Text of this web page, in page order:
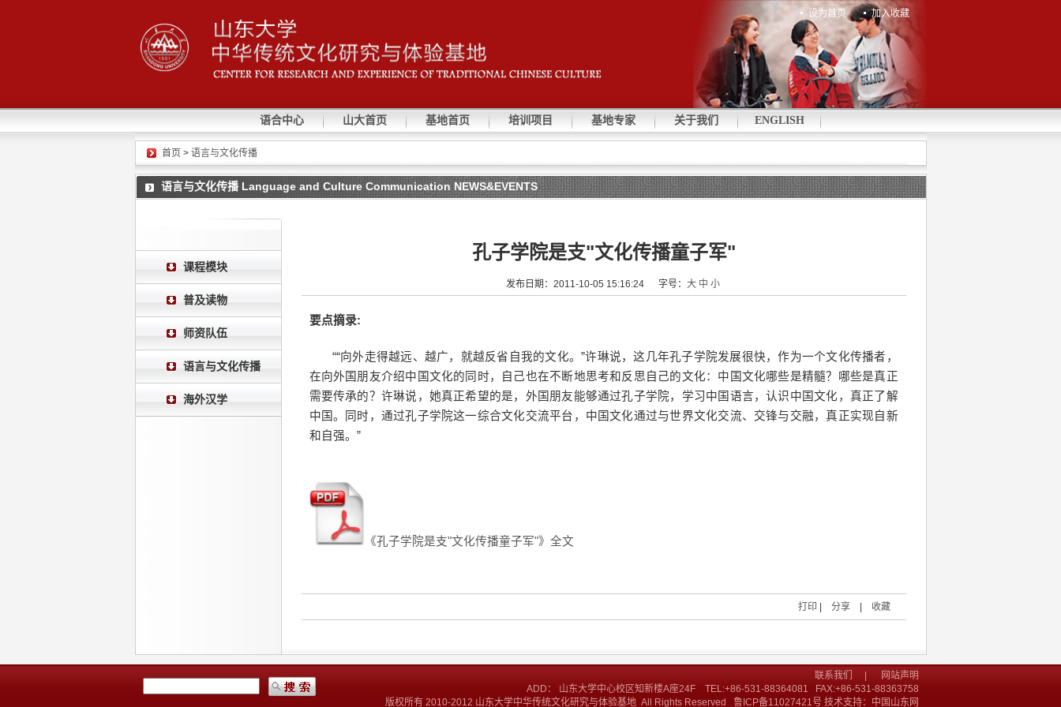
设为首页 加入收藏
语合中心 山大首页 基地首页 培训项目 基地专家 关于我们 ENGLISH
首页 > 语言与文化传播
语言与文化传播 Language and Culture Communication NEWS&EVENTS
课程模块
普及读物
师资队伍
语言与文化传播
海外汉学
孔子学院是支"文化传播童子军"
发布日期：2011-10-05 15:16:24 字号： 大 中 小
要点摘录:
““向外走得越远、越广，就越反省自我的文化。”许琳说，这几年孔子学院发展很快，作为一个文化传播者，
在向外国朋友介绍中国文化的同时，自己也在不断地思考和反思自己的文化：中国文化哪些是精髓？哪些是真正
需要传承的？许琳说，她真正希望的是，外国朋友能够通过孔子学院，学习中国语言，认识中国文化，真正了解
中国。同时，通过孔子学院这一综合文化交流平台，中国文化通过与世界文化交流、交锋与交融，真正实现自新
和自强。”
《孔子学院是支"文化传播童子军"》全文
打印 分享| 收藏
联系我们
网站声明
ADD： 山东大学中心校区知新楼A座24F TEL:+86-531-88364081 FAX:+86-531-88363758
版权所有 2010-2012 山东大学中华传统文化研究与体验基地 All Rights Reserved 鲁ICP备11027421号 技术支持：中国山东网